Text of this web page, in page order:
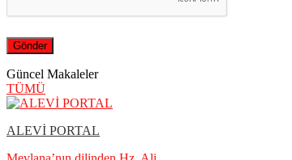
Güncel Makaleler
TÜMÜ
ALEVİ PORTAL